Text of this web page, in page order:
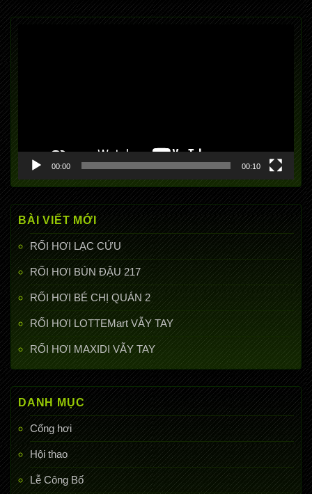
Trình
chơi
Video
00:00 00:10
BÀI VIẾT MỚI
RỐI HƠI LẠC CỨU
RỐI HƠI BÚN ĐẬU 217
RỐI HƠI BÉ CHỊ QUÁN 2
RỐI HƠI LOTTEMart VẪY TAY
RỐI HƠI MAXIDI VẪY TAY
DANH MỤC
Cổng hơi
Hội thao
Lễ Công Bố